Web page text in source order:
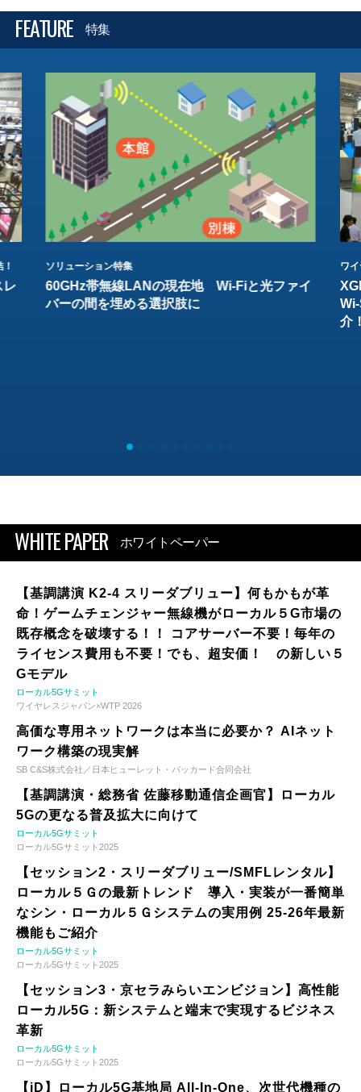
FEATURE 特集
レ
ソリューション特集
60GHz帯無線LANの現在地 Wi-Fiと光ファイ
バーの間を埋める選択肢に
ワ
介
WHITE PAPER ホワイトペーパー
【基調講演 K2-4 スリーダブリュー】何もかもが革
命！ゲームチェンジャー無線機がローカル５G市場の
既存概念を破壊する！！ コアサーバー不要！毎年の
ライセンス費用も不要！でも、超安価！ の新しい５
Gモデル
ローカル5Gサミット
ワイヤレスジャパン×WTP 2026
高価な専用ネットワークは本当に必要か？ AIネット
ワーク構築の現実解
SB C&S株式会社／日本ヒューレット・パッカード合同会社
【基調講演・総務省 佐藤移動通信企画官】ローカル
5Gの更なる普及拡大に向けて
ローカル5Gサミット
ローカル5Gサミット2025
【セッション2・スリーダブリュー/SMFLレンタル】
ローカル５Ｇの最新トレンド 導入・実装が一番簡単
なシン・ローカル５Ｇシステムの実用例 25-26年最新
機能もご紹介
ローカル5Gサミット
ローカル5Gサミット2025
【セッション3・京セラみらいエンビジョン】高性能
ローカル5G：新システムと端末で実現するビジネス
革新
ローカル5Gサミット
ローカル5Gサミット2025
【iD】ローカル5G基地局 All-In-One、次世代機種の